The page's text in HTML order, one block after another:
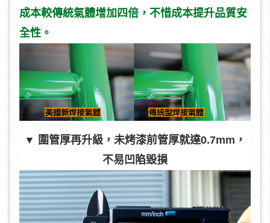
成本較傳統氣體增加四倍，不惜成本提升品質安
全性。
▼ 圍管厚再升級，未烤漆前管厚就達0.7mm，
不易凹陷毀損